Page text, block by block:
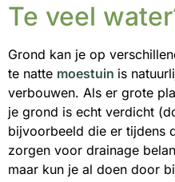
Te veel
Grond kan je op
te natte moestuin is
verbouwen. Als er grote
je grond is echt verdicht
bijvoorbeeld die er tijdens
zorgen voor drainage
maar kun je al doen door